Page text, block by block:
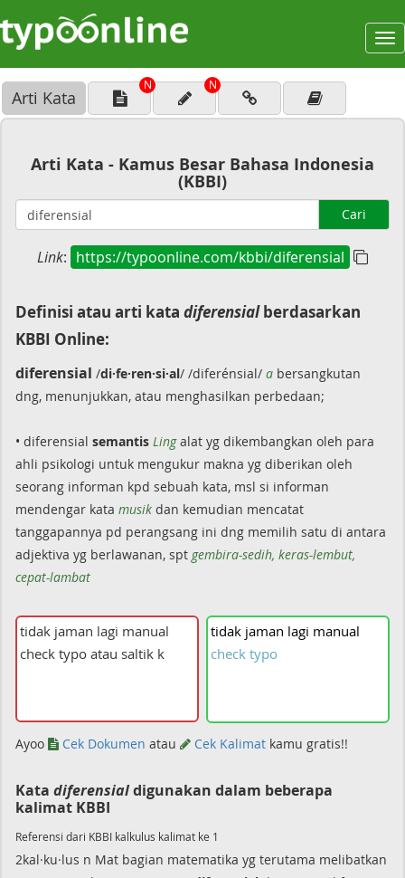
Arti Kata
N N
Arti Kata - Kamus Besar Bahasa Indonesia
(KBBI)
Cari
Link: https://typoonline.com/kbbi/diferensial
Definisi atau arti kata diferensialberdasarkan
KBBI Online:
diferensial /di·fe·ren·si·al/ /diferénsial/ a bersangkutan
dng, menunjukkan, atau menghasilkan perbedaan;
• diferensial semantis Lingalat yg dikembangkan oleh para
ahli psikologi untuk mengukur makna yg diberikan oleh
seorang informan kpd sebuah kata, msl si informan
mendengar kata musik dan kemudian mencatat
tanggapannya pd perangsang ini dng memilih satu di antara
adjektiva yg berlawanan, spt gembira-sedih, keras-lembut,
cepat-lambat
tidak jaman lagi manual
check typo
Ayoo Cek Dokumen atau Cek Kalimat kamu gratis!!
Kata diferensialdigunakan dalam beberapa
kalimat KBBI
Referensi dari KBBI kalkulus kalimat ke 1
2kal·ku·lus n Mat bagian matematika yg terutama melibatkan